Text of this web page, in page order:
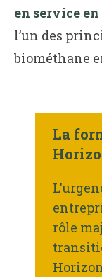
en service en
l’un des
biométhane
La
rôle